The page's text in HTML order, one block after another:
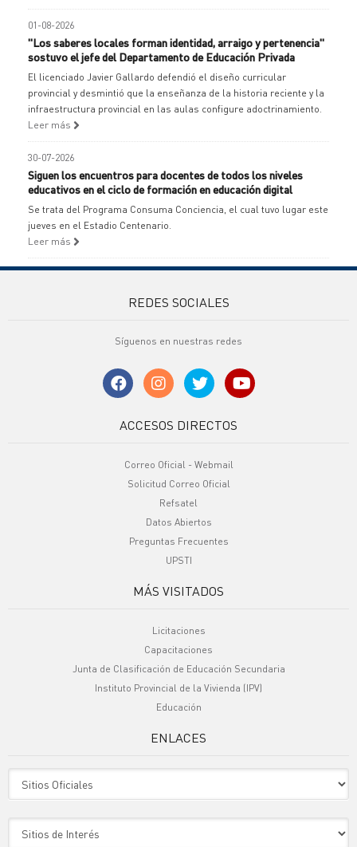
01-08-2026
"Los saberes locales forman identidad, arraigo y pertenencia"
sostuvo el jefe del Departamento de Educación Privada
El licenciado Javier Gallardo defendió el diseño curricular
provincial y desmintió que la enseñanza de la historia reciente y la
infraestructura provincial en las aulas configure adoctrinamiento.
Leer más
30-07-2026
Siguen los encuentros para docentes de todos los niveles
educativos en el ciclo de formación en educación digital
Se trata del Programa Consuma Conciencia, el cual tuvo lugar este
jueves en el Estadio Centenario.
Leer más
REDES SOCIALES
Síguenos en nuestras redes
ACCESOS DIRECTOS
Correo Oficial - Webmail
Solicitud Correo Oficial
Refsatel
Datos Abiertos
Preguntas Frecuentes
UPSTI
MÁS VISITADOS
Licitaciones
Capacitaciones
Junta de Clasificación de Educación Secundaria
Instituto Provincial de la Vivienda (IPV)
Educación
ENLACES